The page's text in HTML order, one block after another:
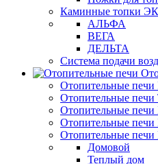
Каминные топки
АЛЬФА
ВЕГА
ДЕЛЬТА
Система подачи
Отопительные печи
Отопительные печи
Отопительные печи
Отопительные печи
Отопительные печи
Домовой
Теплый дом